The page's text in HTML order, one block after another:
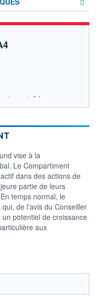
SA
06/08/2026
08/04
70
80
vise à la
Le Compartiment
dans des actions de
partie de leurs
temps normal, le
de l'avis du Conseiller
potentiel de croissance
aux